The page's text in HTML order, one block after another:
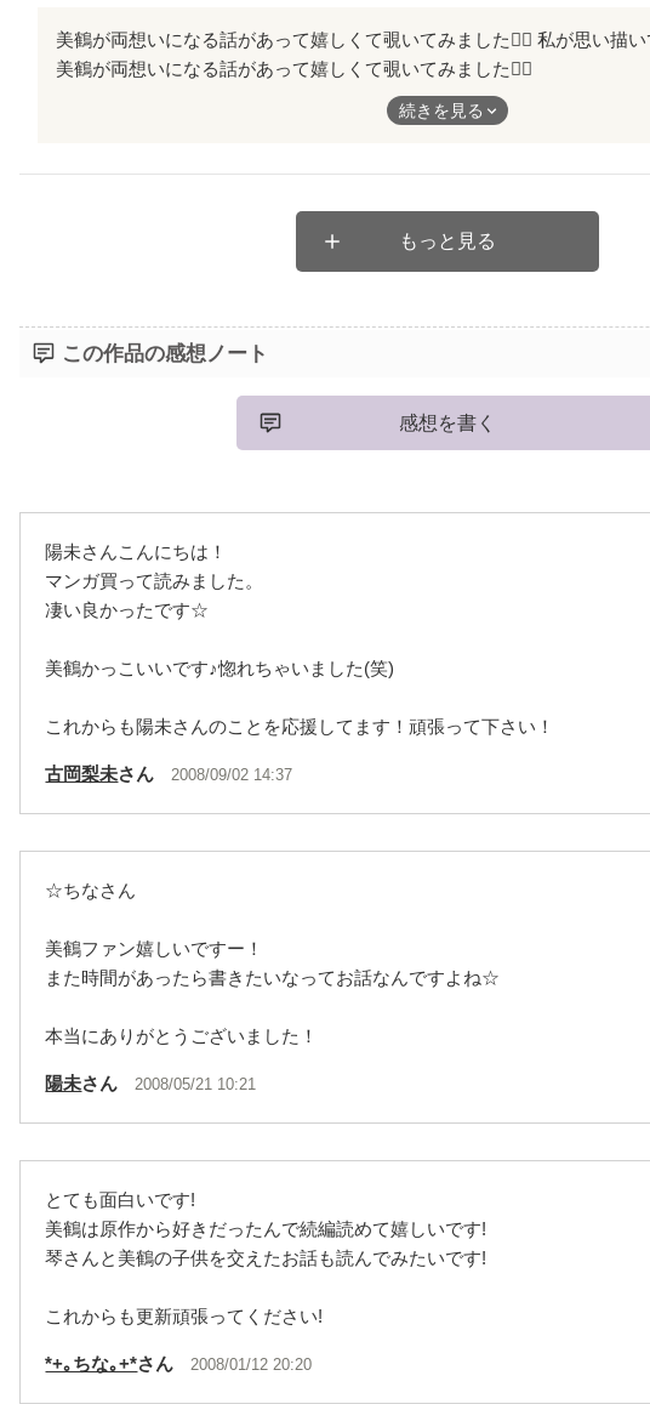
美鶴が両想いになる話があって嬉しくて覗いてみました
私が思い描いていたのと違ってﾊﾗﾊﾗでﾍﾟｰｼﾞをめくることが楽しかった
続きを見る
もっと見る
この作品の感想ノート
感想を書く
陽未さんこんにちは！
マンガ買って読みました。
凄い良かったです☆
美鶴かっこいいです♪惚れちゃいました(笑)
これからも陽未さんのことを応援してます！頑張って下さい！
古岡梨未さん 2008/09/02 14:37
☆ちなさん
美鶴ファン嬉しいですー！
また時間があったら書きたいなってお話なんですよね☆
本当にありがとうございました！
陽未さん 2008/05/21 10:21
とても面白いです!
美鶴は原作から好きだったんで続編読めて嬉しいです!
琴さんと美鶴の子供を交えたお話も読んでみたいです!
これからも更新頑張ってください!
*+｡ちな｡+*さん 2008/01/12 20:20